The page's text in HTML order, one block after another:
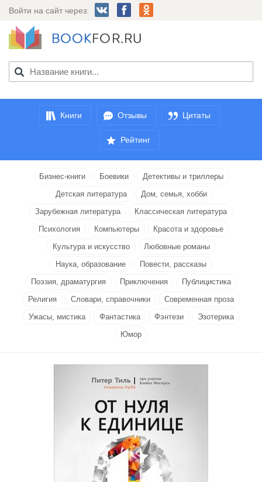
Войти на сайт через:
Книги Отзывы Цитаты
Рейтинг
Бизнес-книги Боевики
Детективы и триллеры
Детская литература
Дом, семья, хобби
Зарубежная литература
Классическая литература
Психология
Компьютеры
Красота и здоровье
Культура и искусство
Любовные романы
Наука, образование
Повести, рассказы
Поэзия, драматургия
Приключения
Публицистика
Религия
Словари, справочники
Современная проза
Ужасы, мистика
Фантастика Фэнтези
Эзотерика
Юмор